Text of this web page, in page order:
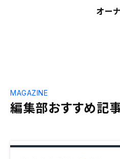
オー
編集部おすすめ記
MAGAZINE